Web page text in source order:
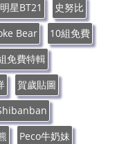
星BT21
史努比
Bear
10組免費
免費特輯
賀歲貼圖
Peco牛奶妹